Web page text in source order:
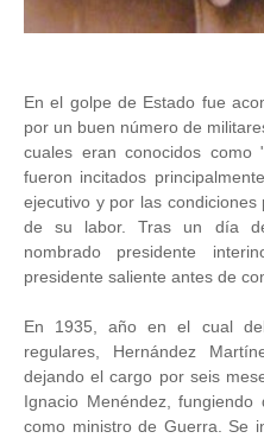
En el golpe de Estado fue
por un buen número de
cuales eran conocidos como
fueron incitados
ejecutivo y por las
de su labor. Tras un día
nombrado presidente
presidente saliente antes de
En 1935, año en el cual
regulares, Hernández
dejando el cargo por seis
Ignacio Menéndez,
como ministro de Guerra. Se